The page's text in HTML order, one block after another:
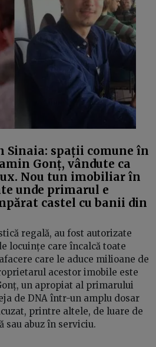
Sinaia: spații comune în
Gonț, vândute ca
Nou tun imobiliar în
unde primarul e
castel cu banii din
regală, au fost autorizate
locuințe care încalcă toate
care le aduce milioane de
acestor imobile este
un apropiat al primarului
de DNA într-un amplu dosar
printre altele, de luare de
sau abuz în serviciu.